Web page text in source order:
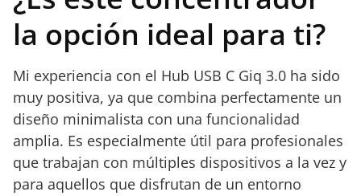
• Las ranuras para tarjetas SD y micro SD no pueden
usarse simultáneamente.
• Puede requerir la descarga de la última unidad
Displaylink para un funcionamiento óptimo del video.
la opción ideal para ti?
Mi experiencia con el Hub USB C Giq 3.0 ha sido
muy positiva, ya que combina perfectamente un
diseño minimalista con una funcionalidad
amplia. Es especialmente útil para profesionales
que trabajan con múltiples dispositivos a la vez y
para aquellos que disfrutan de un entorno